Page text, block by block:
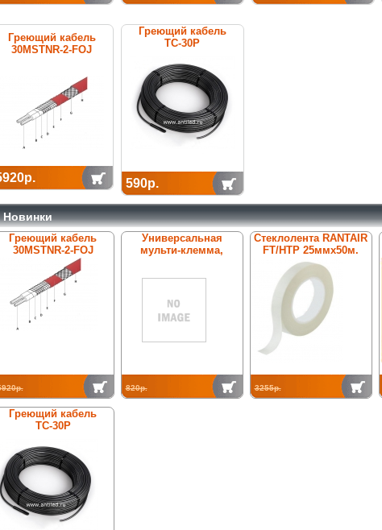
Греющий кабель
30MSTNR-2-FOJ
Греющий кабель
ТС-30Р
590р.
Новинки
Греющий кабель
30MSTNR-2-FOJ
Универсальная
мульти-клемма,
820р.
Стеклолента RANTAIR
FT/HTP 25ммх50м.
3255р.
Греющий кабель
ТС-30Р